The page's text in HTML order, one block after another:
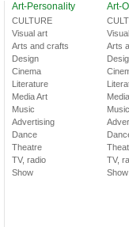
Art-Personality
CULTURE
Visual art
Arts and crafts
Design
Cinema
Literature
Media Art
Music
Advertising
Dance
Theatre
TV, radio
Show
Art-
Arts
Music
TV,
Show